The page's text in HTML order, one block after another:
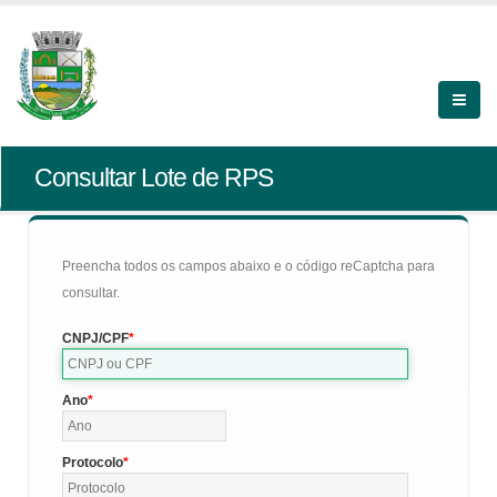
Consultar Lote de RPS
Preencha todos os campos abaixo e o código reCaptcha para
consultar.
CNPJ/CPF
Ano
Protocolo